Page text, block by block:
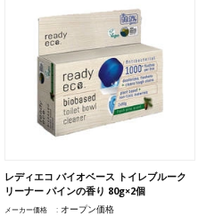
レディエコ バイオベース トイレブルーク
リーナー パインの香り 80g×2個
メーカー価格 オープン価格